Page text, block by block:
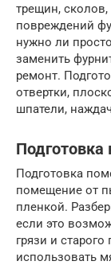
трещин, сколов,
повреждений
нужно ли
заменить
ремонт.
отвертки,
шпатели,
Подготовка
Подготовка
помещение от
пленкой.
если это
грязи и
использовать